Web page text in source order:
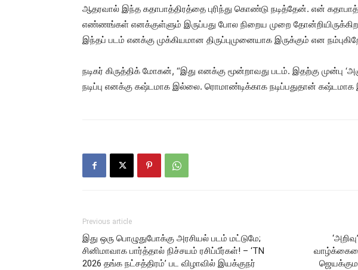
ஆதரவால் இந்த கதாபாத்திரத்தை புரிந்து கொண்டு நடித்தேன். என்
எண்ணங்கள் எனக்குள்ளும் இருப்பது போல நிறைய முறை
இந்தப் படம் எனக்கு முக்கியமான திருப்புமுனையாக இருக்கும் என
நடிகர் கிருத்திக் மோகன், “இது எனக்கு மூன்றாவது படம். இதற்கு முன்பு
நடிப்பு எனக்கு கஷ்டமாக இல்லை. ரொமாண்டிக்காக நடிப்பதுதான் கஷ்டமாக
Previous article
இது ஒரு பொழுதுபோக்கு அரசியல் படம் மட்டுமே;
சினிமாவாக பார்த்தால் நிச்சயம் ரசிப்பீர்கள்! – ‘TN
2026 தங்க நட்சத்திரம்’ பட விழாவில் இயக்குநர்